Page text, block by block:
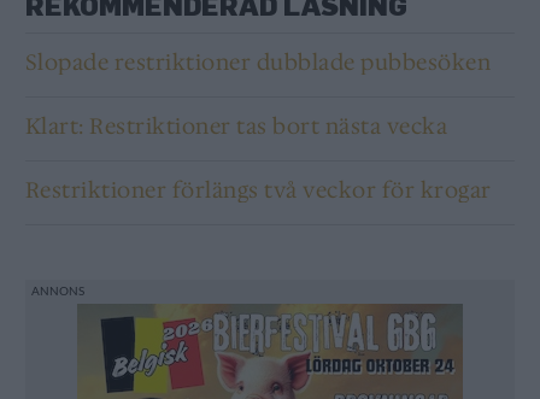
Slopade restriktioner dubblade pubbesöken
Klart: Restriktioner tas bort nästa vecka
Restriktioner förlängs två veckor för krogar